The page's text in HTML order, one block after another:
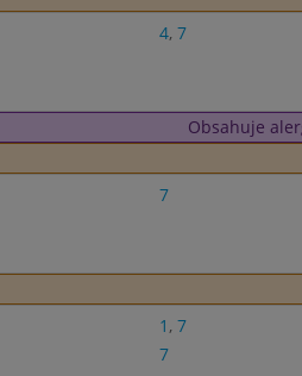
4, 7
Obsahuje
7
1 , 7
7